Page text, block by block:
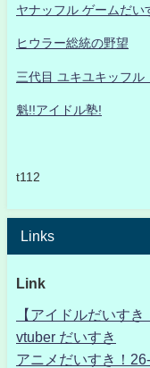
ヤナッフル ゲームだい
ヒウラー総統の野望
三代目 ユキユキッフ
魁!!アイドル塾!
t112
Links
Link
【アイドルだいす
vtuber だいすき
アニメだいすき！26-